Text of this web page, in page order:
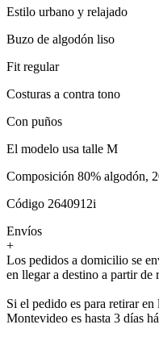
Estilo urbano y relajado
Buzo de algodón liso
Fit regular
Costuras a contra tono
Con puños
El modelo usa talle M
Composición 80% algodón,
Código 2640912i
Envíos
+
Los pedidos a domicilio se
en llegar a destino a partir de
Si el pedido es para retirar
Montevideo es hasta 3 días